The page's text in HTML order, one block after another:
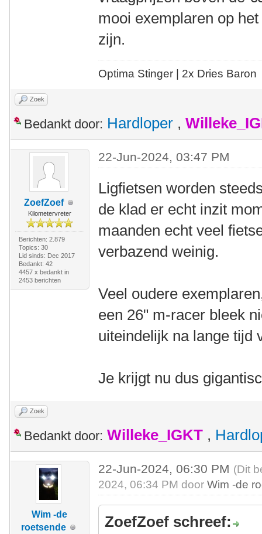
mooi exemplaren op
zijn.
Optima Stinger | 2x Dries Baron
Zoek
Bedankt door: Hardloper ,
ZoefZoef
Kilometervreter
Berichten: 2.879
Topics: 30
Lid sinds: Dec 2017
Bedankt: 42
4457 x bedankt in
2453 berichten
22-Jun-2024, 03:47 PM
Ligfietsen worden
de klad er echt inzit
maanden echt veel
verbazend weinig.
Veel oudere
een 26" m-racer bleek
uiteindelijk na lange tijd
Je krijgt nu dus
Zoek
Bedankt door: Willeke_IGKT ,
Wim -de
roetsende
22-Jun-2024, 06:30 PM (Dit
2024, 06:34 PM doorWim -de
ZoefZoef schreef: